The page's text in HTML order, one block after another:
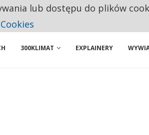
300KLIMAT EXPLAINERY
lub dostępu do plików